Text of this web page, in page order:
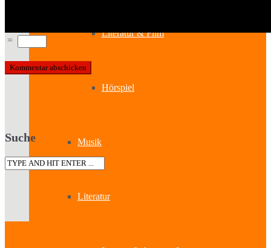
Literatur & Film
Hörspiel
Musik
Literatur
=
Suche